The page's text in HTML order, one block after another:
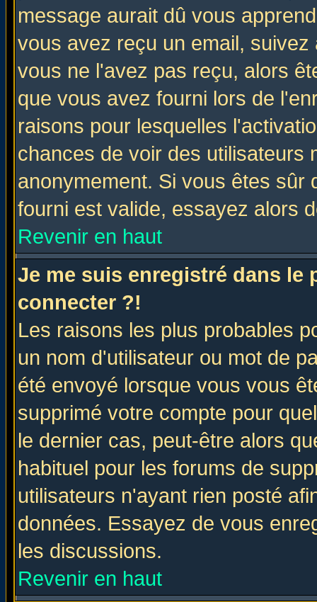
message aurait dû vous
vous avez reçu un email,
vous ne l'avez pas reçu, alors
que vous avez fourni lors de
raisons pour lesquelles
chances de voir des utilisateurs
anonymement. Si vous êtes sûr
fourni est valide, essayez alors
Revenir en haut
Je me suis enregistré dans le
connecter ?!
Les raisons les plus probables
un nom d'utilisateur ou mot de
été envoyé lorsque vous vous
supprimé votre compte pour
le dernier cas, peut-être alors
habituel pour les forums de
utilisateurs n'ayant rien posté
données. Essayez de vous
les discussions.
Revenir en haut